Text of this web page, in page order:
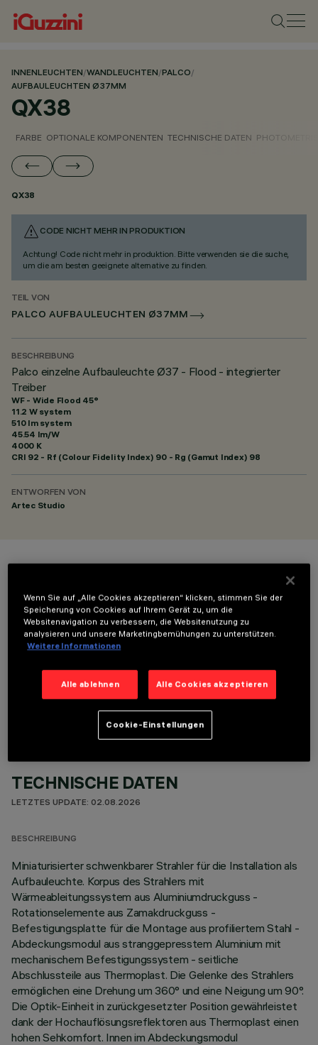
INNENLEUCHTEN/WANDLEUCHTEN/PALCO/
AUFBAULEUCHTEN Ø37MM
QX38
FARBE OPTIONALE KOMPONENTEN TECHNISCHE DATEN
QX38
CODE NICHT MEHR IN PRODUKTION
Achtung! Code nicht mehr in produktion. Bitte verwenden sie die suche,
um die am besten geeignete alternative zu finden.
TEIL VON
PALCO AUFBAULEUCHTEN Ø37MM
BESCHREIBUNG
Palco einzelne Aufbauleuchte Ø37 - Flood - integrierter
Treiber
WF - Wide Flood 45°
11.2 W system
510 lm system
45.54 lm/W
4000 K
CRI 92 - Rf (Colour Fidelity Index) 90 - Rg (Gamut Index) 98
ENTWORFEN VON
Artec Studio
OPTIONALE KOMPONENTEN
TECHNISCHE DATEN
LETZTES UPDATE: 02.08.2026
BESCHREIBUNG
Miniaturisierter schwenkbarer Strahler für die Installation als
Aufbauleuchte. Korpus des Strahlers mit
Wärmeableitungssystem aus Aluminiumdruckguss -
Rotationselemente aus Zamakdruckguss -
Befestigungsplatte für die Montage aus profiliertem Stahl -
Abdeckungsmodul aus stranggepresstem Aluminium mit
mechanischem Befestigungssystem - seitliche
Abschlussteile aus Thermoplast. Die Gelenke des Strahlers
ermöglichen eine Drehung um 360° und eine Neigung um 90°.
Die Optik-Einheit in zurückgesetzter Position gewährleistet
dank der Hochauflösungsreflektoren aus Thermoplast einen
hohen Sehkomfort. Innen im Abdeckungsmodul
Wenn Sie auf „Alle Cookies akzeptieren“ klicken, stimmen Sie der
Speicherung von Cookies auf Ihrem Gerät zu, um die
Websitenavigation zu verbessern, die Websitenutzung zu
analysieren und unsere Marketingbemühungen zu unterstützen.
Weitere Informationen
Alle ablehnen Alle Cookies akzeptieren
Cookie-Einstellungen